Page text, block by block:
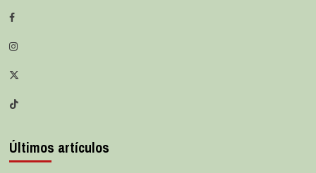
Últimos artículos